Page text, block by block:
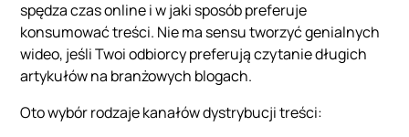
spędza czas online i w jaki sposób preferuje
konsumować treści. Nie ma sensu tworzyć genialnych
wideo, jeśli Twoi odbiorcy preferują czytanie długich
artykułów na branżowych blogach.
Oto wybór rodzaje kanałów dystrybucji treści: